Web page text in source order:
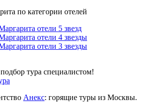
по категории отелей
отели 5 звезд
отели 4 звезды
отели 3 звезды
тура специалистом!
Анекс: горящие туры из Москвы.